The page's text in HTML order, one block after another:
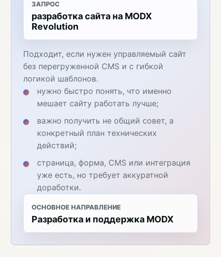
ЗАПРОС
разработка сайта на MODX
Revolution
Подходит, если нужен управляемый сайт
без перегруженной CMS и с гибкой
логикой шаблонов.
нужно быстро понять, что именно
мешает сайту работать лучше;
важно получить не общий совет, а
конкретный план технических
действий;
страница, форма, CMS или интеграция
уже есть, но требует аккуратной
доработки.
ОСНОВНОЕ НАПРАВЛЕНИЕ
Разработка и поддержка MODX